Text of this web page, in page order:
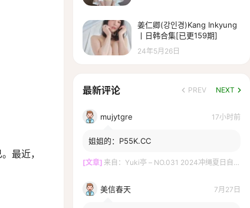
最近，
姜仁卿(강인경)Kang Inkyung
丨日韩合集[已更159期]
24年5月26日
最新评论 PREV NEXT
mujytgre 17小时前
姐姐的：P55K.CC
[文章] 来自： Yuki亭 – NO.031 2024冲绳夏日自拍册 心海泳装 [11P-68MB]
美信春天 7月27日